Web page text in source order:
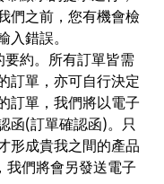
們之前，您有機會檢
錯誤。
約。所有訂單皆需
訂單，亦可自行決定
訂單，我們將以電子
函(訂單確認函)。只
形成貴我之間的產品
們將會另發送電子